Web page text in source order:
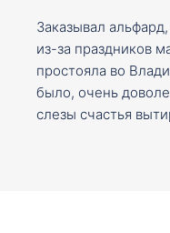
Заказывал
из-за праздников
простояла во
было, очень
слезы счастья